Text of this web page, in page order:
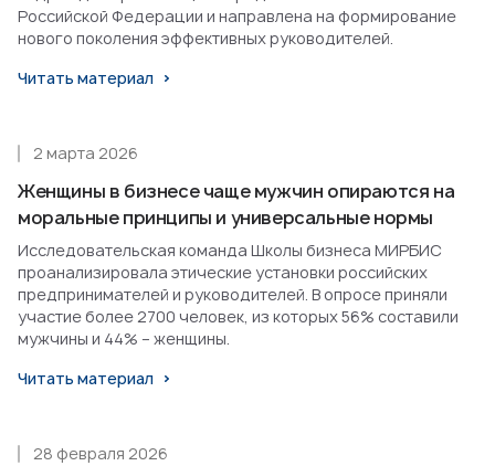
Российской Федерации и направлена на формирование
нового поколения эффективных руководителей.
Читать материал
Женщины в бизнесе чаще мужчин опираются на
моральные принципы и универсальные нормы
2 марта 2026
Исследовательская команда Школы бизнеса МИРБИС
проанализировала этические установки российских
предпринимателей и руководителей. В опросе приняли
участие более 2700 человек, из которых 56% составили
мужчины и 44% – женщины.
Читать материал
28 февраля 2026